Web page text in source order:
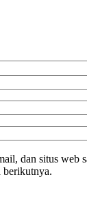
dan situs web
berikutnya.